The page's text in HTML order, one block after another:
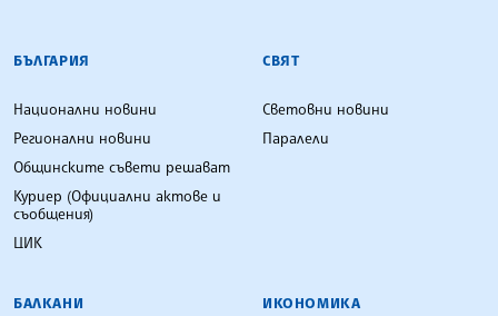
БЪЛГАРСКА ТЕЛЕГРАФНА АГЕНЦИЯ
БЪЛГАРИЯ
Национални новини
Регионални новини
Общинските съвети решават
Куриер (Официални актове и
съобщения)
ЦИК
СВЯТ
Световни новини
Паралели
БАЛКАНИ ИКОНОМИКА